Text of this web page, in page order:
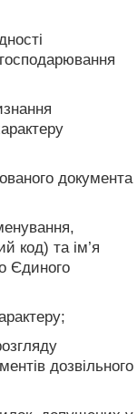
документа
код) та ім’я
Єдиного
дозвільного